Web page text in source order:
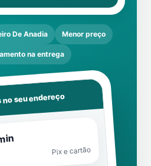
De Anadia Menor preço
na entrega
seu endereço
Pix e cartão